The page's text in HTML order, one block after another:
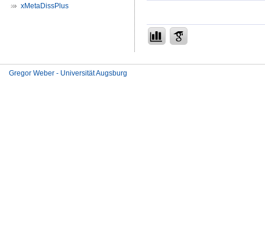
xMetaDissPlus
Gregor Weber - Universität Augsburg